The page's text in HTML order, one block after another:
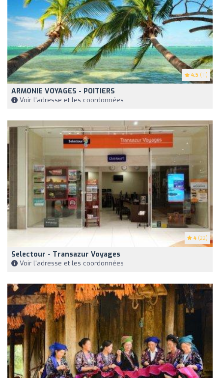
4.5 (11)
ARMONIE VOYAGES - POITIERS
Voir l'adresse et les coordonnées
4 (22)
Selectour - Transazur Voyages
Voir l'adresse et les coordonnées